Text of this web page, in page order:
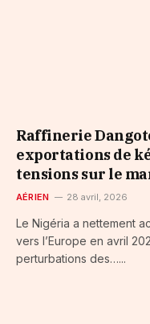
Raffinerie
exportations de
tensions sur le
AÉRIEN 28 avril, 2026
Le Nigéria a nettement
vers l’Europe en avril
perturbations des…...